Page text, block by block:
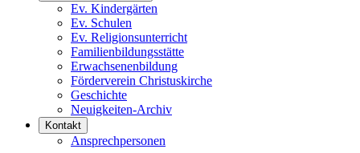
Ev. Kindergärten
Ev. Schulen
Ev. Religionsunterricht
Familienbildungsstätte
Erwachsenenbildung
Förderverein Christuskirche
Geschichte
Neuigkeiten-Archiv
Kontakt
Ansprechpersonen